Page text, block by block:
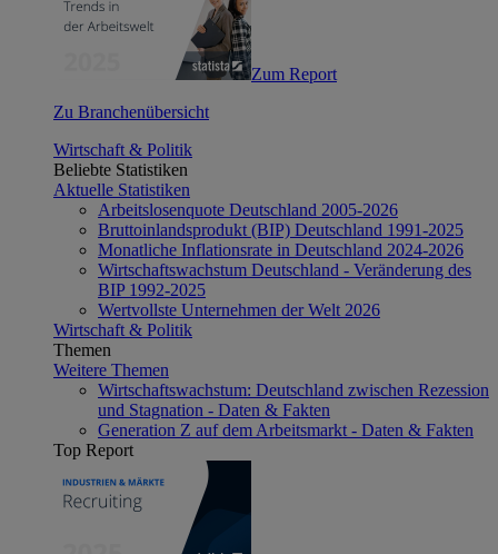
Zum Report
Zu Branchenübersicht
Wirtschaft & Politik
Beliebte Statistiken
Aktuelle Statistiken
Arbeitslosenquote Deutschland 2005-2026
Bruttoinlandsprodukt (BIP) Deutschland 1991-2025
Monatliche Inflationsrate in Deutschland 2024-2026
Wirtschaftswachstum Deutschland - Veränderung des
BIP 1992-2025
Wertvollste Unternehmen der Welt 2026
Wirtschaft & Politik
Themen
Weitere Themen
Wirtschaftswachstum: Deutschland zwischen Rezession
und Stagnation - Daten & Fakten
Generation Z auf dem Arbeitsmarkt - Daten & Fakten
Top Report